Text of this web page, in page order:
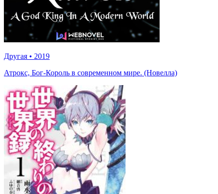
Другая • 2019
Атрокс, Бог-Король в современном мире. (Новелла)